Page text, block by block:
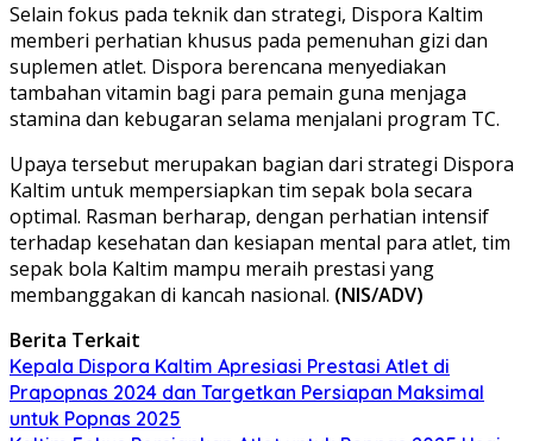
Selain fokus pada teknik dan strategi, Dispora Kaltim
memberi perhatian khusus pada pemenuhan gizi dan
suplemen atlet. Dispora berencana menyediakan
tambahan vitamin bagi para pemain guna menjaga
stamina dan kebugaran selama menjalani program TC.
Upaya tersebut merupakan bagian dari strategi Dispora
Kaltim untuk mempersiapkan tim sepak bola secara
optimal. Rasman berharap, dengan perhatian intensif
terhadap kesehatan dan kesiapan mental para atlet, tim
sepak bola Kaltim mampu meraih prestasi yang
membanggakan di kancah nasional. (NIS/ADV)
Berita Terkait
Kepala Dispora Kaltim Apresiasi Prestasi Atlet di
Prapopnas 2024 dan Targetkan Persiapan Maksimal
untuk Popnas 2025